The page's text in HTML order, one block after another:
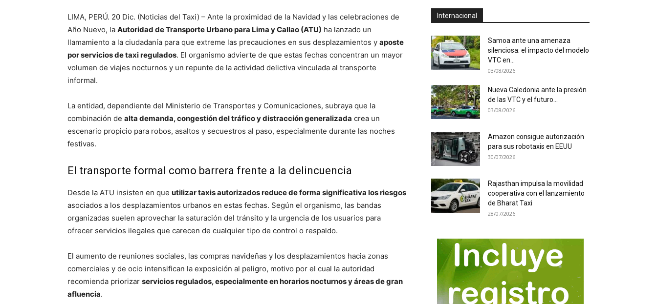
LIMA, PERÚ. 20 Dic. (Noticias del Taxi) – Ante la proximidad de la Navidad y las celebraciones de
Año Nuevo, la Autoridad de Transporte Urbano para Lima y Callao (ATU) ha lanzado un
llamamiento a la ciudadanía para que extreme las precauciones en sus desplazamientos y aposte
por servicios de taxi regulados. El organismo advierte de que estas fechas concentran un mayor
volumen de viajes nocturnos y un repunte de la actividad delictiva vinculada al transporte
informal.
La entidad, dependiente del Ministerio de Transportes y Comunicaciones, subraya que la
combinación de alta demanda, congestión del tráfico y distracción generalizada crea un
escenario propicio para robos, asaltos y secuestros al paso, especialmente durante las noches
festivas.
El transporte formal como barrera frente a la delincuencia
Desde la ATU insisten en que utilizar taxis autorizados reduce de forma significativa los riesgos
asociados a los desplazamientos urbanos en estas fechas. Según el organismo, las bandas
organizadas suelen aprovechar la saturación del tránsito y la urgencia de los usuarios para
ofrecer servicios ilegales que carecen de cualquier tipo de control o respaldo.
El aumento de reuniones sociales, las compras navideñas y los desplazamientos hacia zonas
comerciales y de ocio intensifican la exposición al peligro, motivo por el cual la autoridad
recomienda priorizar servicios regulados, especialmente en horarios nocturnos y áreas de gran
afluencia.
Internacional
Samoa ante una amenaza
silenciosa: el impacto del modelo
VTC en...
03/08/2026
Nueva Caledonia ante la presión
de las VTC y el futuro...
03/08/2026
Amazon consigue autorización
para sus robotaxis en EEUU
30/07/2026
Rajasthan impulsa la movilidad
cooperativa con el lanzamiento
de Bharat Taxi
28/07/2026